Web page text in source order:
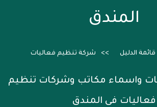
المندق
قائمة الدليل شركة تنظيم فعاليات
واسماء مكاتب وشركات تنظيم
فعاليات فى المندق